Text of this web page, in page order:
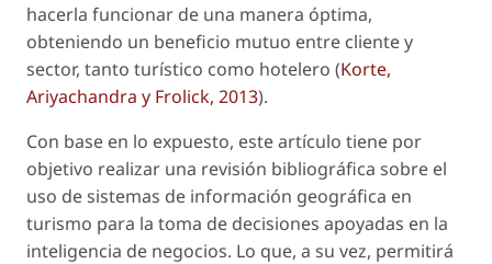
hacerla funcionar de una manera óptima,
obteniendo un beneficio mutuo entre cliente y
sector, tanto turístico como hotelero (Korte,
Ariyachandra y Frolick, 2013).
Con base en lo expuesto, este artículo tiene por
objetivo realizar una revisión bibliográfica sobre el
uso de sistemas de información geográfica en
turismo para la toma de decisiones apoyadas en la
inteligencia de negocios. Lo que, a su vez, permitirá